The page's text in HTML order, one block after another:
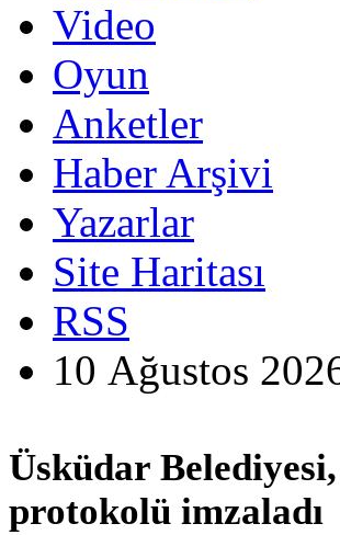
Video
Oyun
Anketler
Haber Arşivi
Yazarlar
Site Haritası
RSS
10 Ağustos
Üsküdar
protokolü imzaladı